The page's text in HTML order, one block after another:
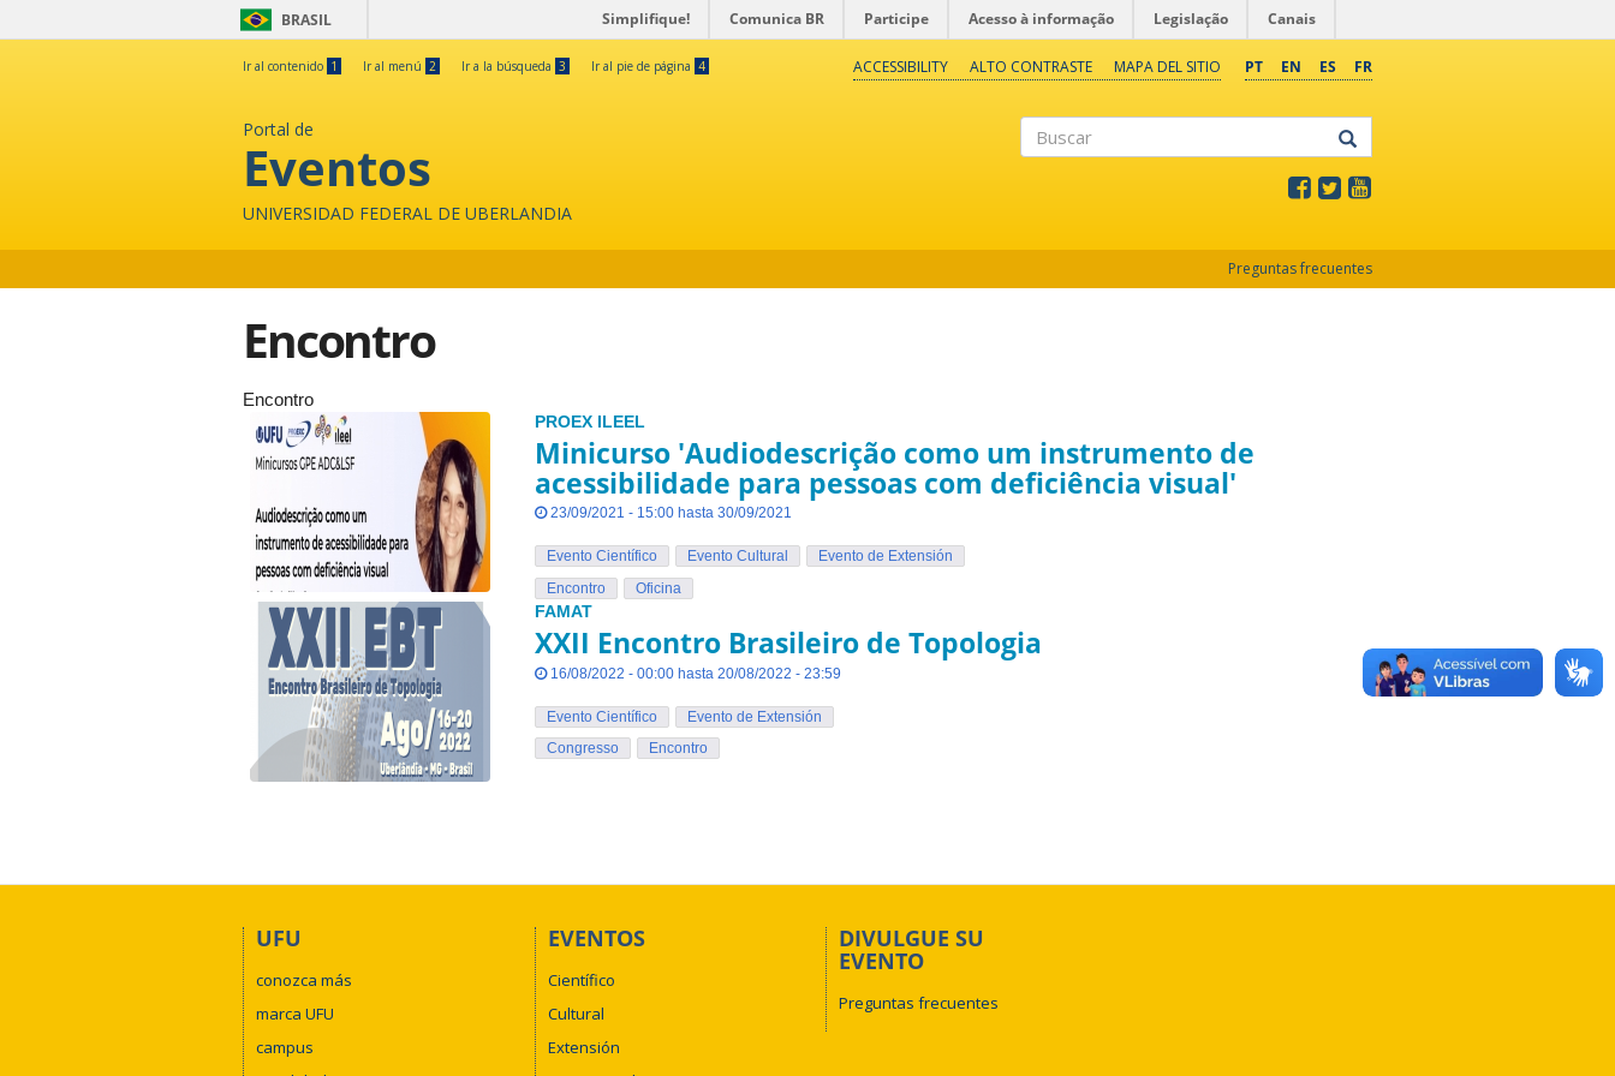
BRASIL Simplifique! Comunica BR Participe Acesso à informação Legislação Canais
Ir al contenido 1 Ir al menú 2 Ir a la búsqueda 3 Ir al pie de página 4 PT EN ES FR
ACCESSIBILITY ALTO CONTRASTE MAPA DEL SITIO
Portal de
Eventos
UNIVERSIDAD FEDERAL DE UBERLANDIA
Preguntas frecuentes
Encontro
Encontro
PROEX ILEEL
Minicurso 'Audiodescrição como um instrumento de
acessibilidade para pessoas com deficiência visual'
23/09/2021 - 15:00 hasta 30/09/2021
Evento Científico Evento Cultural
Evento de Extensión
Encontro
Oficina
FAMAT
XXII Encontro Brasileiro de Topologia
16/08/2022 - 00:00 hasta 20/08/2022 - 23:59
Evento Científico
Evento de Extensión
Congresso
Encontro
UFU
conozca más
marca UFU
campus
EVENTOS
Científico
Cultural
Extensión
DIVULGUE SU
EVENTO
Preguntas frecuentes